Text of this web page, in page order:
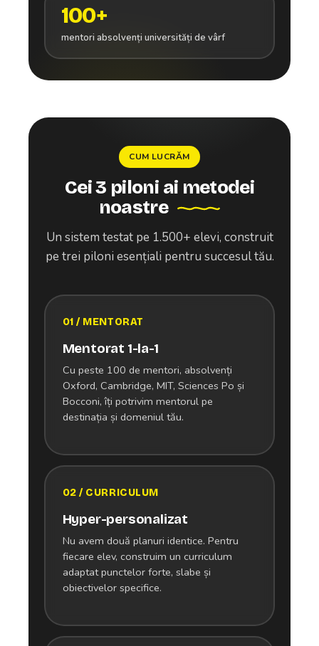
100+
mentori absolvenți universități de vârf
CUM LUCRĂM
Cei 3 piloni ai metodei
noastre
Un sistem testat pe 1.500+ elevi, construit
pe trei piloni esențiali pentru succesul tău.
01 / MENTORAT
Mentorat 1-la-1
Cu peste 100 de mentori, absolvenți
Oxford, Cambridge, MIT, Sciences Po și
Bocconi, îți potrivim mentorul pe
destinația și domeniul tău.
02 / CURRICULUM
Hyper-personalizat
Nu avem două planuri identice. Pentru
fiecare elev, construim un curriculum
adaptat punctelor forte, slabe și
obiectivelor specifice.